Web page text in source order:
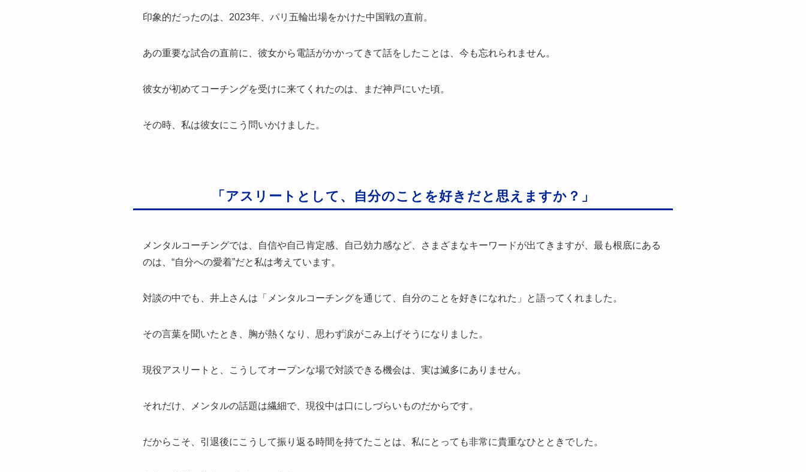
印象的だったのは、2023年、パリ五輪出場をかけた中国戦の直前。
あの重要な試合の直前に、彼女から電話がかかってきて話をしたことは、今も忘れられません。
彼女が初めてコーチングを受けに来てくれたのは、まだ神戸にいた頃。
その時、私は彼女にこう問いかけました。
「アスリートとして、自分のことを好きだと思えますか？」
メンタルコーチングでは、自信や自己肯定感、自己効力感など、さまざまなキーワードが出てきますが、最も根底にある
のは、“自分への愛着”だと私は考えています。
対談の中でも、井上さんは「メンタルコーチングを通じて、自分のことを好きになれた」と語ってくれました。
その言葉を聞いたとき、胸が熱くなり、思わず涙がこみ上げそうになりました。
現役アスリートと、こうしてオープンな場で対談できる機会は、実は滅多にありません。
それだけ、メンタルの話題は繊細で、現役中は口にしづらいものだからです。
だからこそ、引退後にこうして振り返る時間を持てたことは、私にとっても非常に貴重なひとときでした。